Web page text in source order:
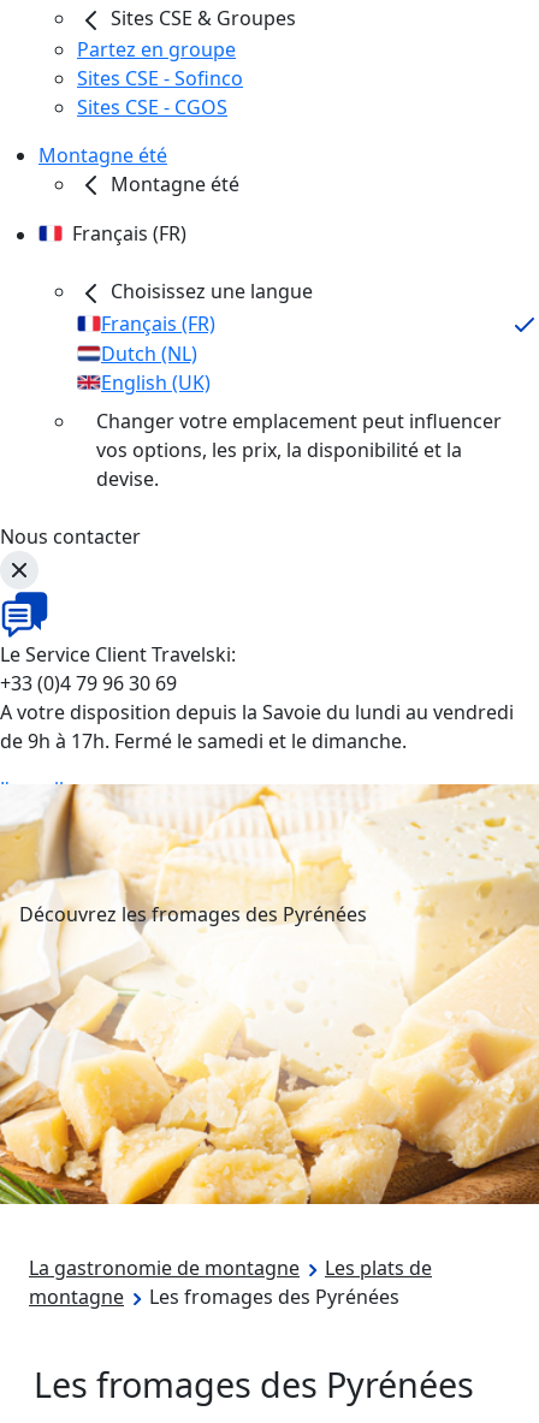
Sites CSE & Groupes
Partez en groupe
Sites CSE - Sofinco
Sites CSE - CGOS
Montagne été
Montagne été
Français (FR)
Choisissez une langue
Français (FR)
Dutch (NL)
English (UK)
Changer votre emplacement peut influencer
vos options, les prix, la disponibilité et la
devise.
Nous contacter
Le Service Client Travelski:
+33 (0)4 79 96 30 69
A votre disposition depuis la Savoie du lundi au vendredi
de 9h à 17h. Fermé le samedi et le dimanche.
J'appelle
Découvrez les fromages des Pyrénées
La gastronomie de montagne
Les plats de
montagne
Les fromages des Pyrénées
Les fromages des Pyrénées